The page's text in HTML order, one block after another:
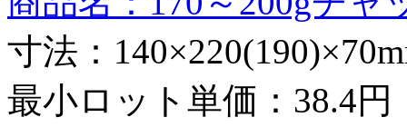
寸法：
最小ロット単価： 38.4円